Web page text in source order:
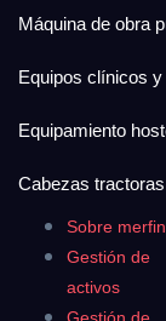
Sobre
Gestión de
activos
Gestión de
Máquina de obra
Equipos clínicos
Equipamiento
Cabezas tractoras